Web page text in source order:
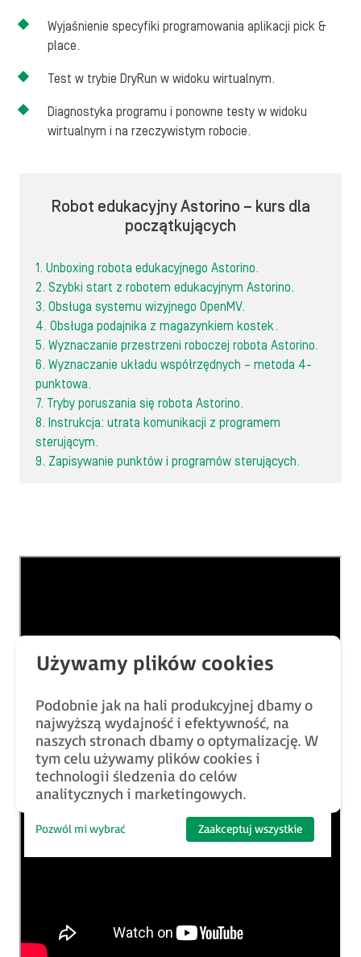
Wyjaśnienie specyfiki programowania aplikacji pick &
place.
Test w trybie DryRun w widoku wirtualnym.
Diagnostyka programu i ponowne testy w widoku
wirtualnym i na rzeczywistym robocie.
Robot edukacyjny Astorino – kurs dla
początkujących
1. Unboxing robota edukacyjnego Astorino.
2. Szybki start z robotem edukacyjnym Astorino.
3. Obsługa systemu wizyjnego OpenMV.
4. Obsługa podajnika z magazynkiem kostek.
5. Wyznaczanie przestrzeni roboczej robota Astorino.
6. Wyznaczanie układu współrzędnych – metoda 4-
punktowa.
7. Tryby poruszania się robota Astorino.
8. Instrukcja: utrata komunikacji z programem
sterującym.
9. Zapisywanie punktów i programów sterujących.
Podobnie jak na hali produkcyjnej dbamy o
najwyższą wydajność i efektywność, na
naszych stronach dbamy o optymalizację. W
tym celu używamy plików cookies i
technologii śledzenia do celów
analitycznych i marketingowych.
Pozwól mi wybrać Zaakceptuj wszystkie